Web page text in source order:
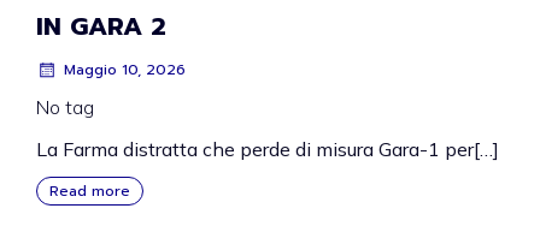
IN GARA 2
Maggio 10, 2026
No tag
La Farma distratta che perde di misura Gara-1 per[…]
Read more